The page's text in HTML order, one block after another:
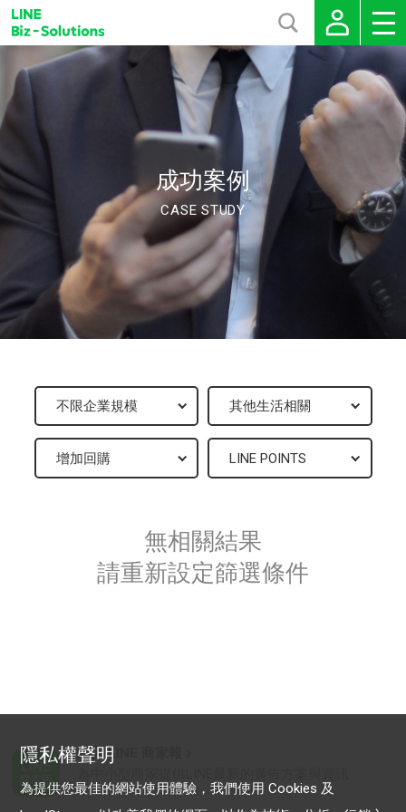
成功案例
CASE STUDY
無相關結果
請重新設定篩選條件
加入 LINE 商家報
隱私權聲明
為提供您最佳的網站使用體驗，我們使用 Cookies 及